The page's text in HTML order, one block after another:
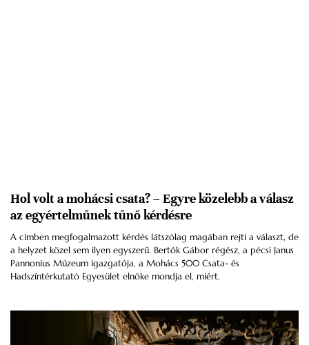
Hol volt a mohácsi csata? – Egyre közelebb a válasz
az egyértelműnek tűnő kérdésre
A címben megfogalmazott kérdés látszólag magában rejti a választ, de
a helyzet közel sem ilyen egyszerű. Bertók Gábor régész, a pécsi Janus
Pannonius Múzeum igazgatója, a Mohács 500 Csata- és
Hadszíntérkutató Egyesület elnöke mondja el, miért.